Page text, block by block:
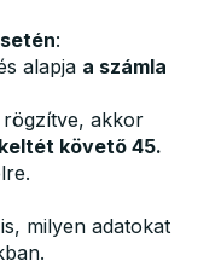
:
alapja a számla
rögzítve, akkor
követő 45.
milyen adatokat